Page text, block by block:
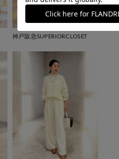
神戸阪急SUPERIORCLOSET